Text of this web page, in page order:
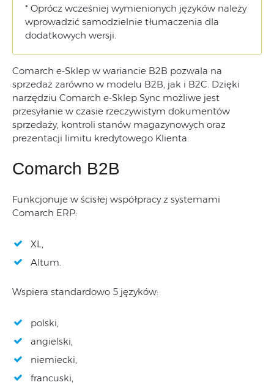
* Oprócz wcześniej wymienionych języków należy
wprowadzić samodzielnie tłumaczenia dla
dodatkowych wersji.
Comarch e-Sklep w wariancie B2B pozwala na
sprzedaż zarówno w modelu B2B, jak i B2C. Dzięki
narzędziu Comarch e-Sklep Sync możliwe jest
przesyłanie w czasie rzeczywistym dokumentów
sprzedaży, kontroli stanów magazynowych oraz
prezentacji limitu kredytowego Klienta.
Comarch B2B
Funkcjonuje w ścisłej współpracy z systemami
Comarch ERP:
XL,
Altum.
Wspiera standardowo 5 języków:
polski,
angielski,
niemiecki,
francuski,